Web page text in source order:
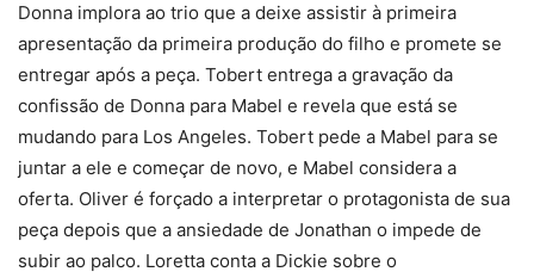
Donna implora ao trio que a deixe assistir à primeira
apresentação da primeira produção do filho e promete se
entregar após a peça. Tobert entrega a gravação da
confissão de Donna para Mabel e revela que está se
mudando para Los Angeles. Tobert pede a Mabel para se
juntar a ele e começar de novo, e Mabel considera a
oferta. Oliver é forçado a interpretar o protagonista de sua
peça depois que a ansiedade de Jonathan o impede de
subir ao palco. Loretta conta a Dickie sobre o